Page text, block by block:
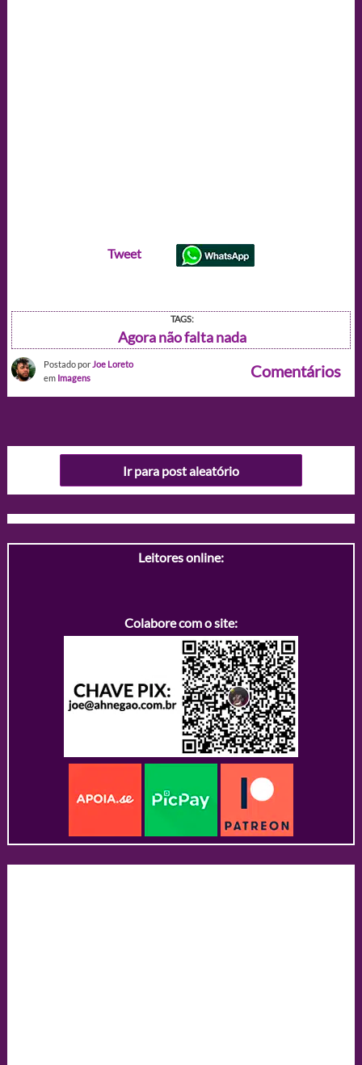
Tweet
TAGS:
Agora não falta nada
Postado por Joe Loreto
em Imagens Comentários
Ir para post aleatório
Leitores online:
Colabore com o site: